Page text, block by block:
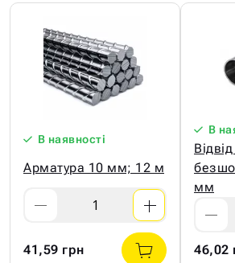
В наявності
Арматура 10 мм; 12 м
41,59 грн
В
мм
46,02